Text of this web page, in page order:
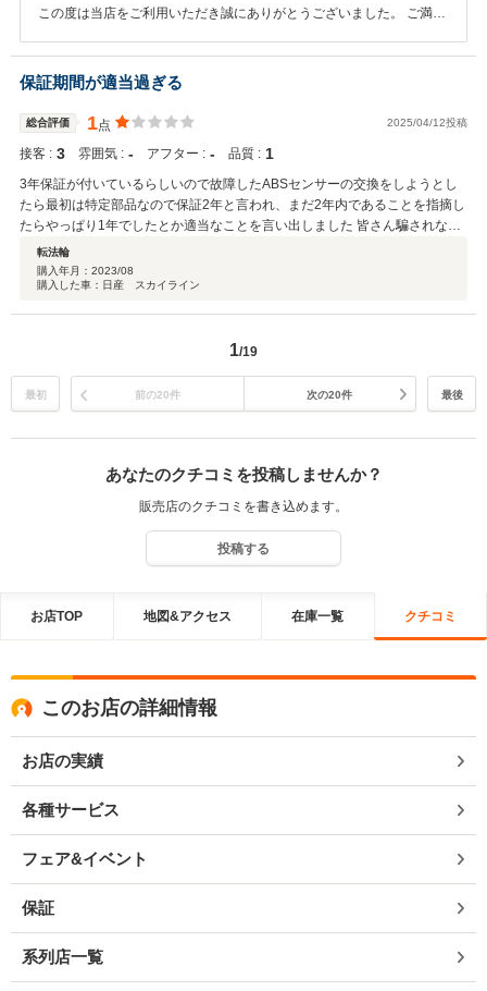
この度は当店をご利用いただき誠にありがとうございました。 ご満足
タッフ一同しっかりとサポートさせていただきます。是非また点検等
でお待ちしております。 今後ともよろしくお願いいたします。
保証期間が適当過ぎる
総合評価 1点 2025/04/12投稿
接客 : 3 雰囲気 : ‐ アフター : ‐ 品質 : 1
3年保証が付いているらしいので故障したABSセンサーの交換をしようとし
たら最初は特定部品なので保証2年と言われ、まだ2年内であることを指摘し
たらやっぱり1年でしたとか適当なことを言い出しました 皆さん騙されない
ように、買う前の接客、店舗の清潔さ、車の見た目は良いですが中身はボロ
ボロです(色々な意味で)
転法輪
購入年月： 2023/08
購入した車：日産 スカイライン
1/19
最初 前の20件 次の20件 最後
あなたのクチコミを投稿しませんか？
販売店のクチコミを書き込めます。
投稿する
お店TOP 地図&アクセス 在庫一覧 クチコミ
このお店の詳細情報
お店の実績
各種サービス
フェア&イベント
保証
系列店一覧